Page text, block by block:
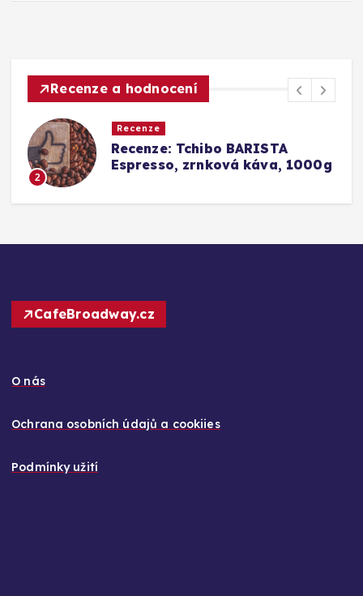
Recenze a hodnocení
3
Recenze
Srovnání a recenze: Tchibo
Barista Caffè Crema vs.
CafeBroadway.cz
O nás
Ochrana osobních údajů a cookiies
Podmínky užití